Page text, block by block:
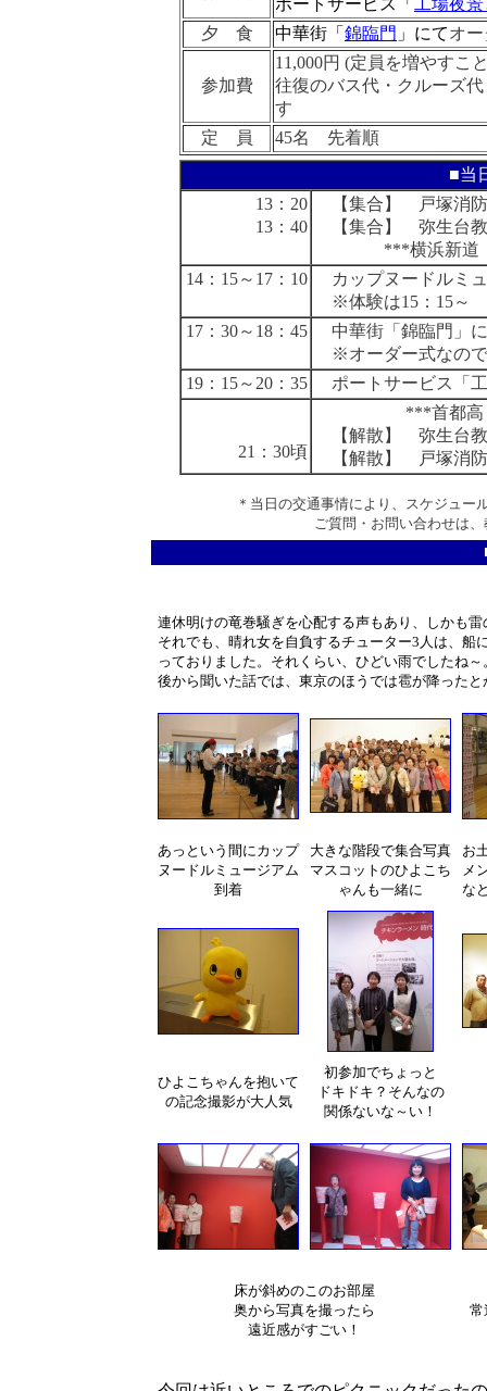
ポートサービス「 工場夜
夕 食
中華街「 錦臨門 」にてオ
参加費
11,000円 (定員を増やすこ
往復のバス代・クルーズ
す
定 員
45名 先着順
■当
13：20
13：40
【集合】 戸塚消防
【集合】 弥生台教
***横浜新道・首
14 ：15～17：10
カップヌードルミ
※体験は15：15～
17：30～18：45
中華街「錦臨門」
※オーダー式なので
19：15～20：35
ポートサービス「
21：30頃
***首都高・横浜
【解散】 弥生台
【解散】 戸塚消
＊当日の交通事情により、スケジュー
ご質問・お問い合わせは
連休明けの竜巻騒ぎを心配する声もあり、しかも
それでも、晴れ女を自負するチューター3人は、
っておりました。それくらい、ひどい雨でしたね～
後から聞いた話では、東京のほうでは雹が降った
あっという間にカップ
ヌードルミュージアム
到着
大きな階段で集合写真
マスコットのひよこち
ゃんも一緒に
お
メ
な
ひよこちゃんを抱いて
の記念撮影が大人気
初参加でちょっと
ドキドキ？そんなの
関係ないな～い！
床が斜めのこのお部屋
奥から写真を撮ったら
遠近感がすごい！
常